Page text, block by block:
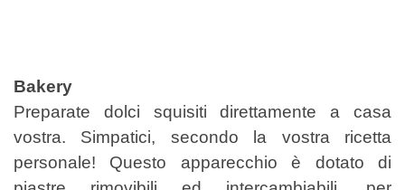
Bakery
Preparate dolci squisiti direttamente a casa
vostra. Simpatici, secondo la vostra ricetta
personale! Questo apparecchio è dotato di